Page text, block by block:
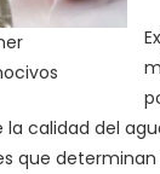
calidad del
que